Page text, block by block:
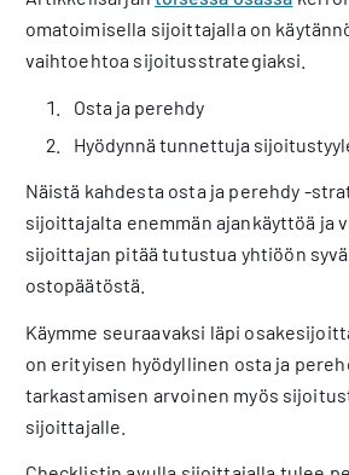
omatoimisella sijoittajalla on
vaihtoehtoa sijoitusstrategiaksi.
Osta ja perehdy
Hyödynnä tunnettuja
Näistä kahdesta osta ja perehdy -
sijoittajalta enemmän ajankäyttöä ja
sijoittajan pitää tutustua yhtiöön
ostopäätöstä.
Käymme seuraavaksi läpi
on erityisen hyödyllinen osta ja
tarkastamisen arvoinen myös
sijoittajalle.